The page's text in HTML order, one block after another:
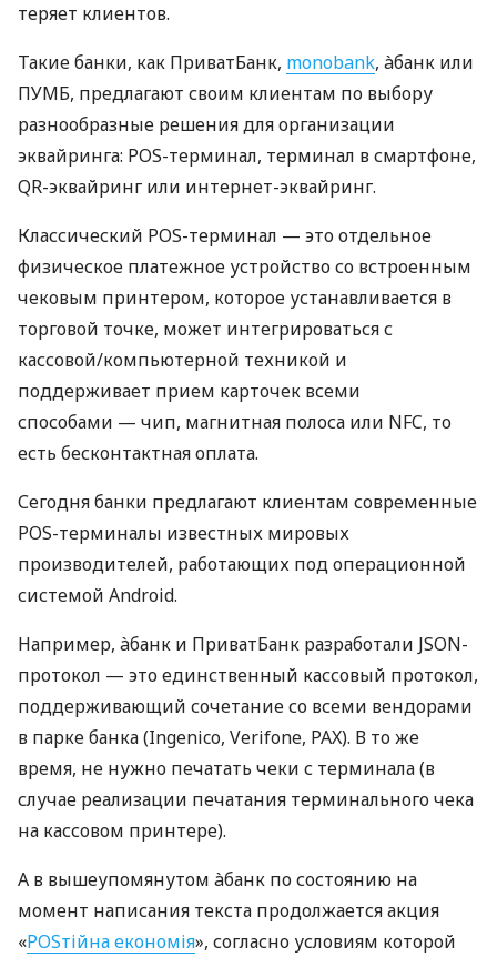
теряет клиентов.
Такие банки, как ПриватБанк, monobank, àбанк или
ПУМБ, предлагают своим клиентам по выбору
разнообразные решения для организации
эквайринга: POS-терминал, терминал в смартфоне,
QR-эквайринг или интернет-эквайринг.
Классический POS-терминал — это отдельное
физическое платежное устройство со встроенным
чековым принтером, которое устанавливается в
торговой точке, может интегрироваться с
кассовой/компьютерной техникой и
поддерживает прием карточек всеми
способами — чип, магнитная полоса или NFC, то
есть бесконтактная оплата.
Сегодня банки предлагают клиентам современные
POS-терминалы известных мировых
производителей, работающих под операционной
системой Android.
Например, àбанк и ПриватБанк разработали JSON-
протокол — это единственный кассовый протокол,
поддерживающий сочетание со всеми вендорами
в парке банка (Ingenico, Verifone, PAX). В то же
время, не нужно печатать чеки с терминала (в
случае реализации печатания терминального чека
на кассовом принтере).
А в вышеупомянутом àбанк по состоянию на
момент написания текста продолжается акция
«POSтійна економія», согласно условиям которой